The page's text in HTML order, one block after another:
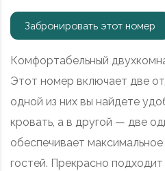
Комфортабельный
Этот номер включает две
одной из них вы найдете
кровать, а в другой — две
обеспечивает
гостей. Прекрасно
Забронировать этот номер